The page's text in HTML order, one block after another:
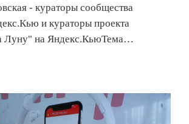
- кураторы сообщества
и кураторы проекта
Луну" на Яндекс.КьюТема…